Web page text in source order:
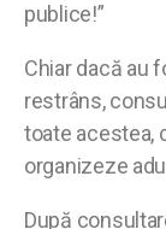
publice!”
Chiar dacă au
restrâns,
toate acestea,
organizeze
După